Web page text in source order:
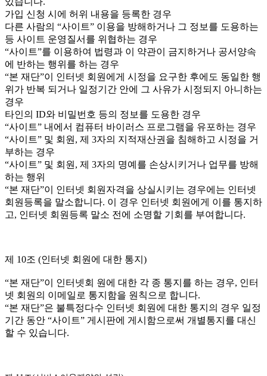
가입 신청 시에 허위 내용을 등록한 경우
다른 사람의 “사이트” 이용을 방해하거나 그 정보를 도용하는
등 사이트 운영질서를 위협하는 경우
“사이트”를 이용하여 법령과 이 약관이 금지하거나 공서양속
에 반하는 행위를 하는 경우
“본 재단”이 인터넷 회원에게 시정을 요구한 후에도 동일한 행
위가 반복 되거나 일정기간 안에 그 사유가 시정되지 아니하는
경우
타인의 ID와 비밀번호 등의 정보를 도용한 경우
“사이트” 내에서 컴퓨터 바이러스 프로그램을 유포하는 경우
“사이트” 및 회원, 제 3자의 지적재산권을 침해하고 시정을 거
부하는 경우
“사이트” 및 회원, 제 3자의 명예를 손상시키거나 업무를 방해
하는 행위
“본 재단”이 인터넷 회원자격을 상실시키는 경우에는 인터넷
회원등록을 말소합니다. 이 경우 인터넷 회원에게 이를 통지하
고, 인터넷 회원등록 말소 전에 소명할 기회를 부여합니다.
제 10조 (인터넷 회원에 대한 통지)
“본 재단”이 인터넷회 원에 대한 각 종 통지를 하는 경우, 인터
넷 회원의 이메일로 통지함을 원칙으로 합니다.
“본 재단”은 불특정다수 인터넷 회원에 대한 통지의 경우 일정
기간 동안 “사이트” 게시판에 게시함으로써 개별통지를 대신
할 수 있습니다.